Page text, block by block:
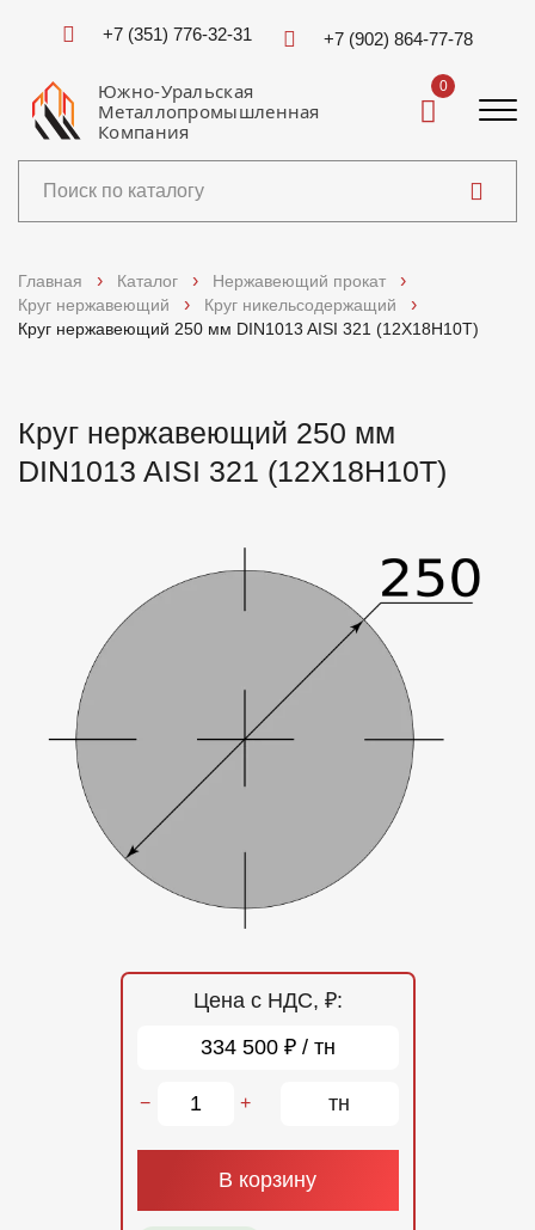
+7 (351) 776-32-31 +7 (902) 864-77-78
Южно-Уральская
Металлопромышленная
Компания
0
Услуги
Доставка и оплата
Контакты
Главная Каталог
Нержавеющий прокат
Круг нержавеющий
Круг никельсодержащий
Круг нержавеющий 250 мм DIN1013 AISI 321 (12Х18Н10Т)
Круг нержавеющий 250 мм
DIN1013 AISI 321 (12Х18Н10Т)
Цена с НДС, ₽:
334 500 ₽ / тн
− + тн
В корзину